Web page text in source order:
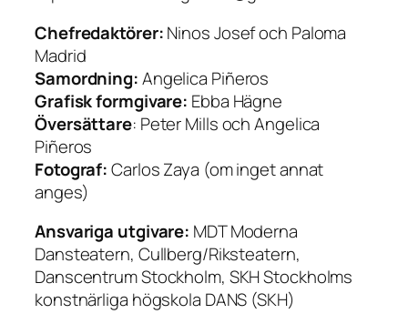
Chefredaktörer:Ninos Josef och Paloma
Madrid
Samordning:Angelica Piñeros
Grafisk formgivare: Ebba Hägne
Översättare: Peter Mills och Angelica
Piñeros
Fotograf:Carlos Zaya (om inget annat
anges)
Ansvariga utgivare: MDT Moderna
Dansteatern, Cullberg/Riksteatern,
Danscentrum Stockholm, SKH Stockholms
konstnärliga högskola DANS (SKH)